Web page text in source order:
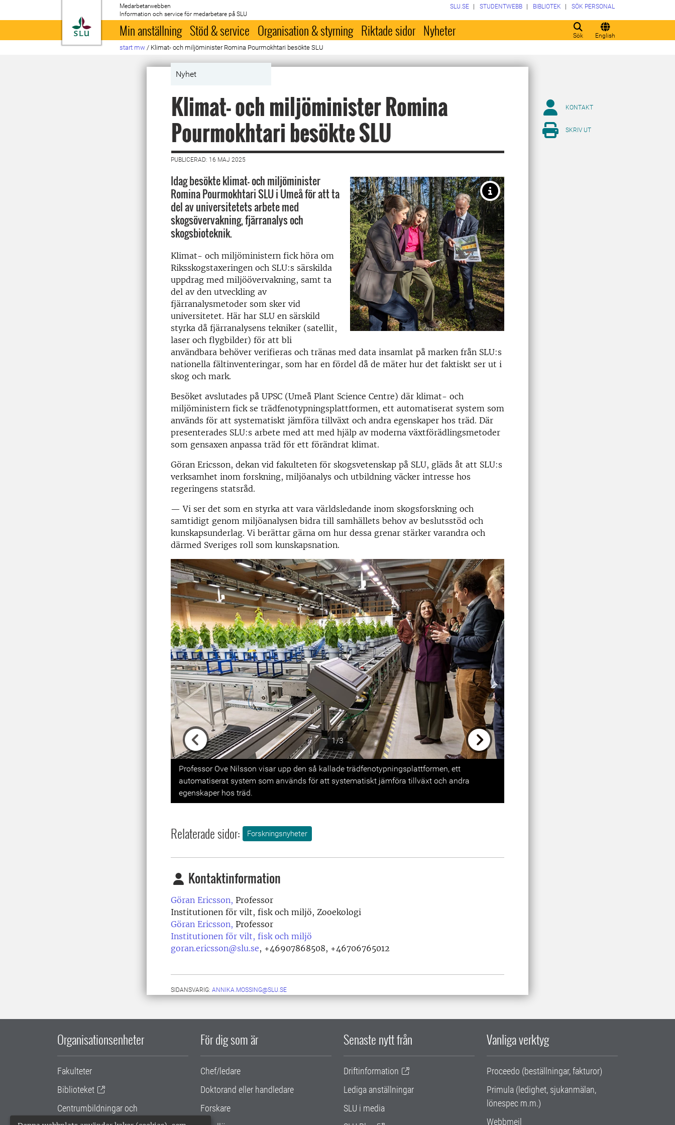
Till startsida
Medarbetarwebben
Information och service för medarbetare på SLU
Sök English
SLU.SE STUDENTWEBB BIBLIOTEK SÖK PERSONAL
Min anställning Stöd & service Organisation & styrning Riktade sidor Nyheter
start mw / Klimat- och miljöminister Romina Pourmokhtari besökte SLU
Nyhet
Klimat- och miljöminister Romina
Pourmokhtari besökte SLU
PUBLICERAD: 16 MAJ 2025
Idag besökte klimat- och miljöminister
Romina Pourmokhtari SLU i Umeå för att ta
del av universitetets arbete med
skogsövervakning, fjärranalys och
skogsbioteknik.
Klimat- och miljöministern fick höra om
Riksskogstaxeringen och SLU:s särskilda
uppdrag med miljöövervakning, samt ta
del av den utveckling av
fjärranalysmetoder som sker vid
universitetet. Här har SLU en särskild
styrka då fjärranalysens tekniker (satellit,
laser och flygbilder) för att bli
användbara behöver verifieras och tränas med data insamlat på marken från SLU:s
nationella fältinventeringar, som har en fördel då de mäter hur det faktiskt ser ut i
skog och mark.
Besöket avslutades på UPSC (Umeå Plant Science Centre) där klimat- och
miljöministern fick se trädfenotypningsplattformen, ett automatiserat system som
används för att systematiskt jämföra tillväxt och andra egenskaper hos träd. Där
presenterades SLU:s arbete med att med hjälp av moderna växtförädlingsmetoder
som gensaxen anpassa träd för ett förändrat klimat.
Göran Ericsson, dekan vid fakulteten för skogsvetenskap på SLU, gläds åt att SLU:s
verksamhet inom forskning, miljöanalys och utbildning väcker intresse hos
regeringens statsråd.
—Vi ser det som en styrka att vara världsledande inom skogsforskning och
samtidigt genom miljöanalysen bidra till samhällets behov av beslutsstöd och
kunskapsunderlag. Vi berättar gärna om hur dessa grenar stärker varandra och
därmed Sveriges roll som kunskapsnation.
1/3
Previous
Professor Ove Nilsson visar upp den så kallade trädfenotypningsplattformen, ett
automatiserat system som används för att systematiskt jämföra tillväxt och andra
egenskaper hos träd.
Relaterade sidor: Forskningsnyheter
Kontaktinformation
Göran Ericsson, Professor
Institutionen för vilt, fisk och miljö, Zooekologi
Göran Ericsson, Professor
Institutionen för vilt, fisk och miljö
goran.ericsson@slu.se, +46907868508, +46706765012
SIDANSVARIG: ANNIKA.MOSSING@SLU.SE
KONTAKT
SKRIV UT
Organisationsenheter
Fakulteter
Biblioteket
Centrumbildningar och
samarbetsprojekt
För dig som är
Chef/ledare
Doktorand eller handledare
Forskare
Senaste nytt från
Driftinformation
Lediga anställningar
SLU i media
Vanliga verktyg
Proceedo (beställningar, fakturor)
Primula (ledighet, sjukanmälan,
lönespec m.m.)
Webbmejl